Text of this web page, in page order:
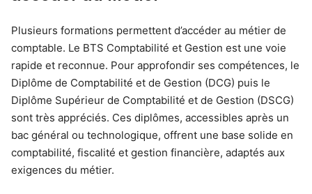
Plusieurs formations permettent d’accéder au métier de
comptable. Le BTS Comptabilité et Gestion est une voie
rapide et reconnue. Pour approfondir ses compétences, le
Diplôme de Comptabilité et de Gestion (DCG) puis le
Diplôme Supérieur de Comptabilité et de Gestion (DSCG)
sont très appréciés. Ces diplômes, accessibles après un
bac général ou technologique, offrent une base solide en
comptabilité, fiscalité et gestion financière, adaptés aux
exigences du métier.